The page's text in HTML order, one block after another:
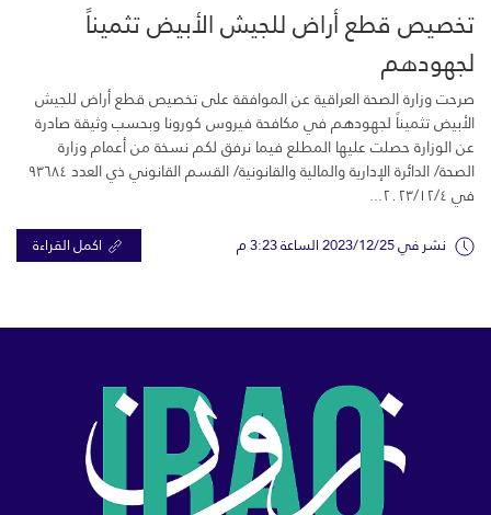
تخصيص قطع أراض للجيش الأبيض تثميناً
لجهودهم
صرحت وزارة الصحة العراقية عن الموافقة على تخصيص قطع أراض للجيش
الأبيض تثميناً لجهودهم في مكافحة فيروس كورونا وبحسب وثيقة صادرة
عن الوزارة حصلت عليها المطلع فيما نرفق لكم نسخة من أعمام وزارة
الصحة/ الدائرة الإدارية والمالية والقانونية/ القسم القانوني ذي العدد ٩٣٦٨٤
في ٢٠٢٣/١٢/٤...
نشر في 2023/12/25 الساعة 3:23 م اكمل القراءة